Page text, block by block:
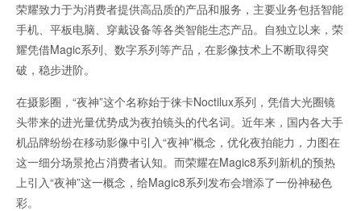
荣耀致力于为消费者提供高品质的产品和服务，主要业务包括智能
手机、平板电脑、穿戴设备等各类智能生态产品。自独立以来，荣
耀凭借Magic系列、数字系列等产品，在影像技术上不断取得突
破，稳步进阶。
在摄影圈，“夜神”这个名称始于徕卡Noctilux系列，凭借大光圈镜
头带来的进光量优势成为夜拍镜头的代名词。近年来，国内各大手
机品牌纷纷在移动影像中引入“夜神”概念，优化夜拍能力，力图在
这一细分场景抢占消费者认知。而荣耀在Magic8系列新机的预热
上引入“夜神”这一概念，给Magic8系列发布会增添了一份神秘色
彩。